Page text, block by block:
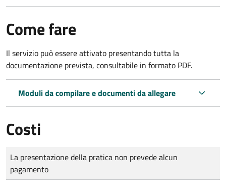
Come fare
Il servizio può essere attivato presentando tutta la
documentazione prevista, consultabile in formato PDF.
Moduli da compilare e documenti da allegare
Costi
Tipo di pagamento
Importo
La presentazione della pratica non prevede alcun
pagamento